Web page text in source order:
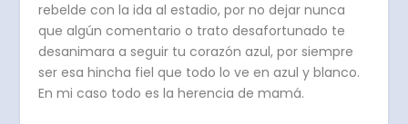
rebelde con la ida al estadio, por no dejar nunca
que algún comentario o trato desafortunado te
desanimara a seguir tu corazón azul, por siempre
ser esa hincha fiel que todo lo ve en azul y blanco.
En mi caso todo es la herencia de mamá.